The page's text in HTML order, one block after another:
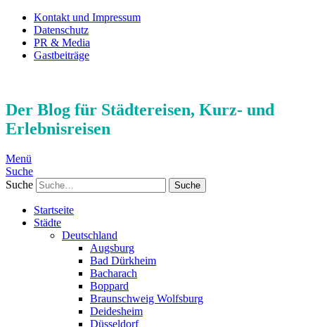
Kontakt und Impressum
Datenschutz
PR & Media
Gastbeiträge
Der Blog für Städtereisen, Kurz- und
Erlebnisreisen
Menü
Suche
Suche
Startseite
Städte
Deutschland
Augsburg
Bad Dürkheim
Bacharach
Boppard
Braunschweig Wolfsburg
Deidesheim
Düsseldorf